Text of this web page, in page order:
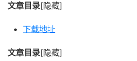
文章目录[隐藏]
下载地址
文章目录[隐藏]